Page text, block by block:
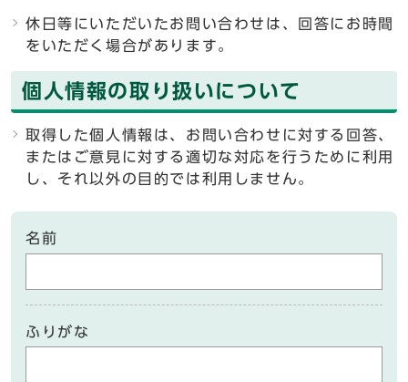
休日等にいただいたお問い合わせは、回答にお時間
をいただく場合があります。
個人情報の取り扱いについて
取得した個人情報は、お問い合わせに対する回答、
またはご意見に対する適切な対応を行うために利用
し、それ以外の目的では利用しません。
名前
ふりがな